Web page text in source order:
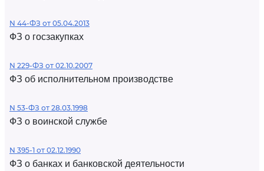
N 44-ФЗ от 05.04.2013
ФЗ о госзакупках
N 229-ФЗ от 02.10.2007
ФЗ об исполнительном производстве
N 53-ФЗ от 28.03.1998
ФЗ о воинской службе
N 395-1 от 02.12.1990
ФЗ о банках и банковской деятельности